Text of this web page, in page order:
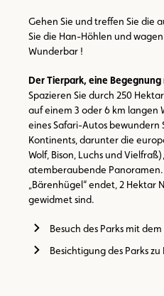
Gehen Sie und treffen Sie die
Sie die Han-Höhlen und
Wunderbar !
Der Tierpark, eine Begegnung
Spazieren Sie durch 250
auf einem 3 oder 6 km langen
eines Safari-Autos bewundern
Kontinents, darunter die
Wolf, Bison, Luchs und
atemberaubende
„Bärenhügel“ endet, 2
gewidmet sind.
Besuch des Parks mit
Besichtigung des Parks zu